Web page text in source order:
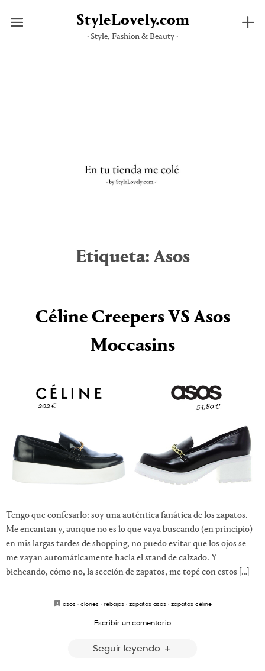
StyleLovely.com
· Style, Fashion & Beauty ·
Etiqueta: Asos
Céline Creepers VS Asos
Moccasins
Tengo que confesarlo: soy una auténtica fanática de los zapatos.
Me encantan y, aunque no es lo que vaya buscando (en principio)
en mis largas tardes de shopping, no puedo evitar que los ojos se
me vayan automáticamente hacia el stand de calzado. Y
bicheando, cómo no, la sección de zapatos, me topé con estos […]
asos· clones· rebajas· zapatos asos· zapatos céline
Escribir un comentario
Seguir leyendo